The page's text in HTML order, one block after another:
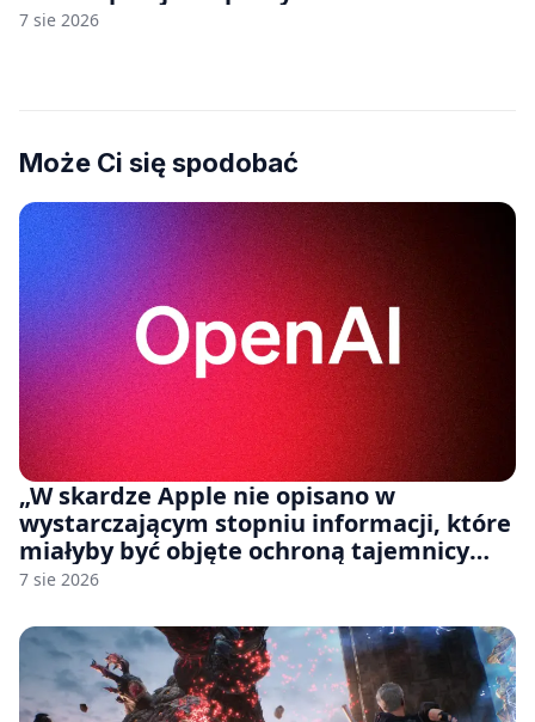
7 sie 2026
Może Ci się spodobać
„W skardze Apple nie opisano w
wystarczającym stopniu informacji, które
miałyby być objęte ochroną tajemnicy
handlowej”. OpenAI żąda odrzucenia
7 sie 2026